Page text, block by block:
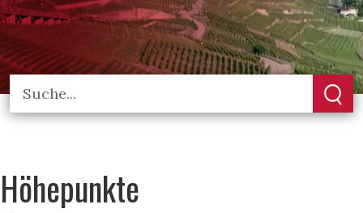
Höhepunkte